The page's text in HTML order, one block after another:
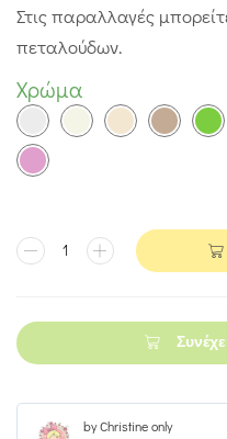
Στις παραλλαγές
πεταλούδων.
Χρώμα
by Christine only